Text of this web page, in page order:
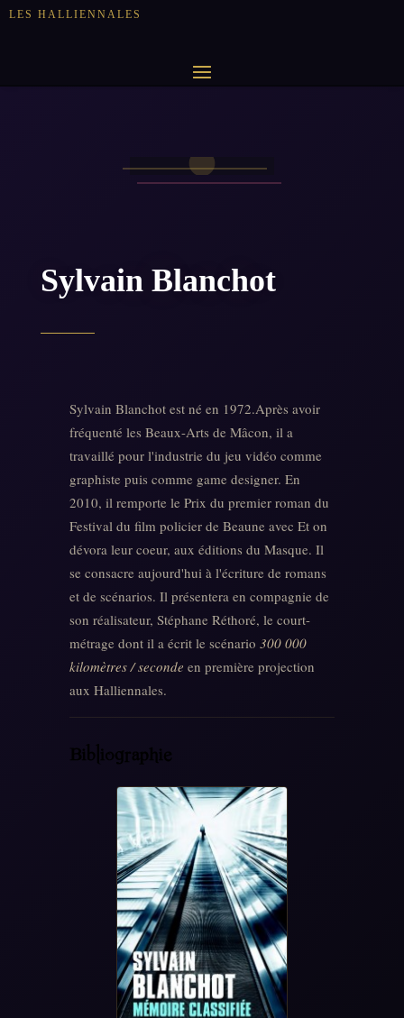
LES HALLIENNALES
Sylvain Blanchot
Sylvain Blanchot est né en 1972.Après avoir
fréquenté les Beaux-Arts de Mâcon, il a
travaillé pour l'industrie du jeu vidéo comme
graphiste puis comme game designer. En
2010, il remporte le Prix du premier roman du
Festival du film policier de Beaune avec Et on
dévora leur coeur, aux éditions du Masque. Il
se consacre aujourd'hui à l'écriture de romans
et de scénarios. Il présentera en compagnie de
son réalisateur, Stéphane Réthoré, le court-
métrage dont il a écrit le scénario 300 000
kilomètres / seconde en première projection
aux Halliennales.